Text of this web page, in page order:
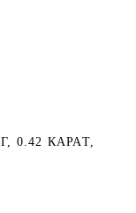
0.42 КАРАТ,